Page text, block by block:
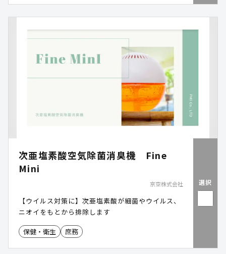
次亜塩素酸空気除菌消臭機 Fine
Mini
京空株式会社
【ウイルス対策に】次亜塩素酸が細菌やウイルス、
ニオイをもとから排除します
保健・衛生 庶務
選択